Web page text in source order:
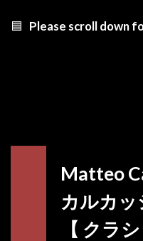
🟦 Please scroll down
Matteo
カルカッ
【 クラ